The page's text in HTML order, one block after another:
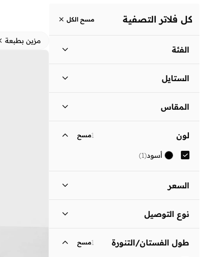
كل فلاتر التصفية مسح الكل
الفئة
نساء
الستايل
المقاس
M
(
)
لون 1مسح
أسود(
1
)
السعر
ر.ع
انطلق
نوع التوصيل
طول الفستان/التنورة 1مسح
مزين بطبعة